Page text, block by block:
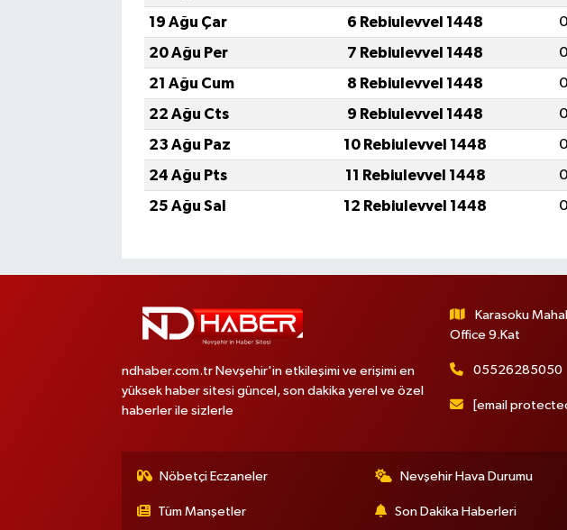
19 Ağu Çar
6 Rebiulevvel 1448
20 Ağu Per
7 Rebiulevvel 1448
21 Ağu Cum
8 Rebiulevvel 1448
22 Ağu Cts
9 Rebiulevvel 1448
23 Ağu Paz
10 Rebiulevvel 1448
24 Ağu Pts
11 Rebiulevvel 1448
25 Ağu Sal
12 Rebiulevvel 1448
ndhaber.com.tr Nevşehir'in etkileşimi ve erişimi en
yüksek haber sitesi güncel, son dakika yerel ve özel
haberler ile sizlerle
Karasoku
Office 9.Kat
05526285050
[email
Nöbetçi Eczaneler Nevşehir Hava Durumu
Tüm Manşetler Son Dakika Haberleri